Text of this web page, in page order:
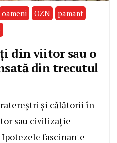
oameni OZN
pamant
din viitor sau o
din trecutul
și călătorii în
sau civilizație
fascinante